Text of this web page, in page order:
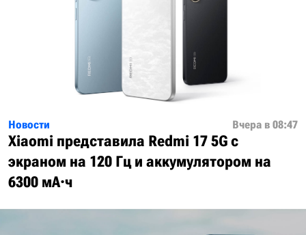
Новости Вчера в 08:47
Xiaomi представила Redmi 17 5G с
экраном на 120 Гц и аккумулятором на
6300 мА·ч